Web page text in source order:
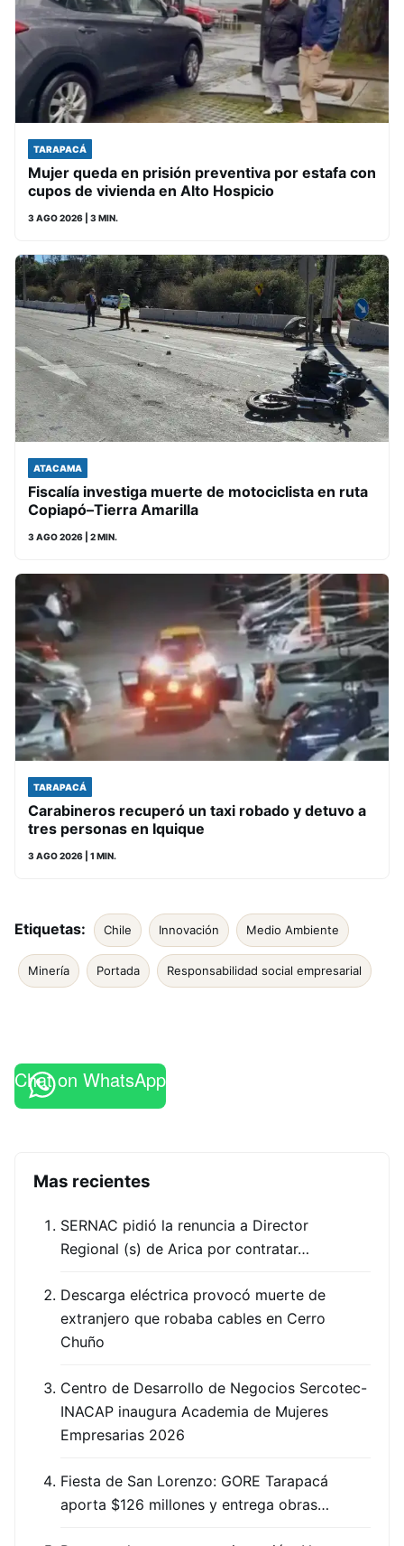
TARAPACÁ
Mujer queda en prisión preventiva por estafa con
cupos de vivienda en Alto Hospicio
3 AGO 2026 | 3 MIN.
ATACAMA
Fiscalía investiga muerte de motociclista en ruta
Copiapó–Tierra Amarilla
3 AGO 2026 | 2 MIN.
TARAPACÁ
Carabineros recuperó un taxi robado y detuvo a
tres personas en Iquique
3 AGO 2026 | 1 MIN.
Etiquetas: Chile Innovación Medio Ambiente
Minería Portada Responsabilidad social empresarial
Chat on WhatsApp
Mas recientes
SERNAC pidió la renuncia a Director
Regional (s) de Arica por contratar…
Descarga eléctrica provocó muerte de
extranjero que robaba cables en Cerro
Chuño
Centro de Desarrollo de Negocios Sercotec-
INACAP inaugura Academia de Mujeres
Empresarias 2026
Fiesta de San Lorenzo: GORE Tarapacá
aporta $126 millones y entrega obras…